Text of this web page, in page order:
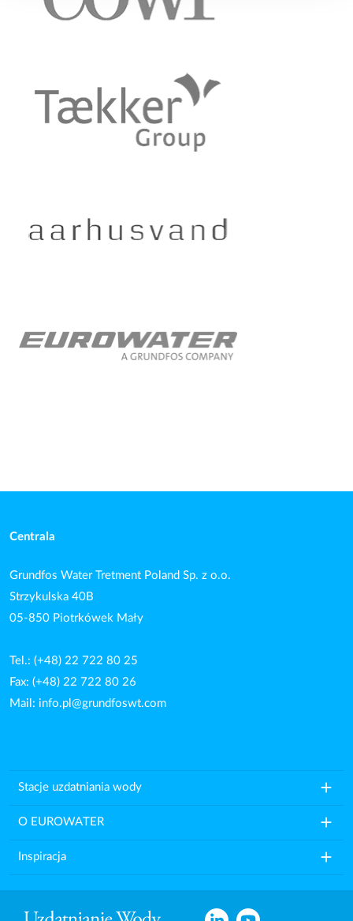
Centrala
Grundfos Water Tretment Poland Sp. z o.o.
Strzykulska 40B
05-850 Piotrkówek Mały
Tel.: (+48) 22 722 80 25
Fax: (+48) 22 722 80 26
Mail: info.pl@grundfoswt.com
Stacje uzdatniania wody add
O EUROWATER add
Inspiracja add